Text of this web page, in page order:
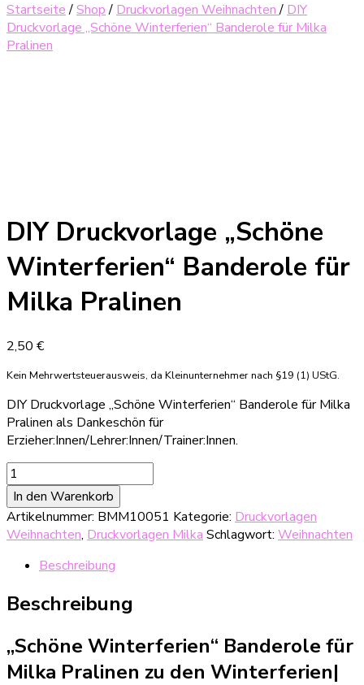
Startseite /Shop / Druckvorlagen Weihnachten/ DIY
Druckvorlage „Schöne Winterferien“ Banderole für Milka
Pralinen
DIY Druckvorlage „Schöne
Winterferien“ Banderole für
Milka Pralinen
2,50 €
Kein Mehrwertsteuerausweis, da Kleinunternehmer nach §19 (1) UStG.
DIY Druckvorlage „Schöne Winterferien“ Banderole für Milka
Pralinen als Dankeschön für
Erzieher:Innen/Lehrer:Innen/Trainer:Innen.
DIY
Druckvorlage
"Schöne
Winterferien"
Banderole
Pralinen
Menge
In den Warenkorb
Artikelnummer: BMM10051 Kategorie: Druckvorlagen
Weihnachten, Druckvorlagen Milka Schlagwort: Weihnachten
Beschreibung
Beschreibung
„Schöne Winterferien“ Banderole für
Milka Pralinen zu den Winterferien|